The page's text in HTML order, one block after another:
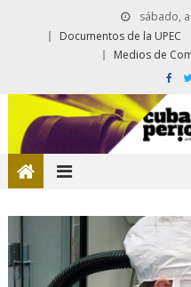
sábado,
Documentos de la UPEC
Medios de